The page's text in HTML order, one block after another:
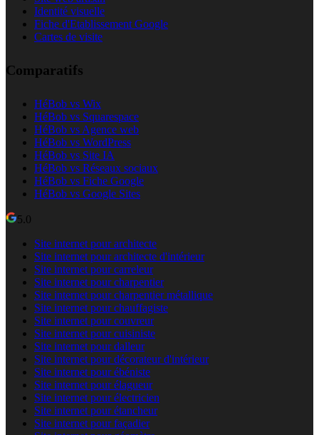
Identité visuelle
Fiche d'Etablissement Google
Cartes de visite
Comparatifs
HéBob vs Wix
HéBob vs Squarespace
HéBob vs Agence web
HéBob vs WordPress
HéBob vs Site IA
HéBob vs Réseaux sociaux
HéBob vs Fiche Google
HéBob vs Google Sites
5.0
Site internet pour architecte
Site internet pour architecte d'intérieur
Site internet pour carreleur
Site internet pour charpentier
Site internet pour charpentier métallique
Site internet pour chauffagiste
Site internet pour couvreur
Site internet pour cuisiniste
Site internet pour dalleur
Site internet pour décorateur d'intérieur
Site internet pour ébéniste
Site internet pour élagueur
Site internet pour électricien
Site internet pour étancheur
Site internet pour façadier